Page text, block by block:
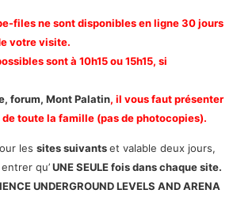
files ne sont disponibles en ligne 30 jours
votre visite.
sont à 10h15 ou 15h15, si
forum, Mont Palatin, il vous faut présenter
toute la famille (pas de photocopies).
les sites suivantset valable deux jours,
qu’UNE SEULE fois dans chaque site.
UNDERGROUND LEVELS AND ARENA